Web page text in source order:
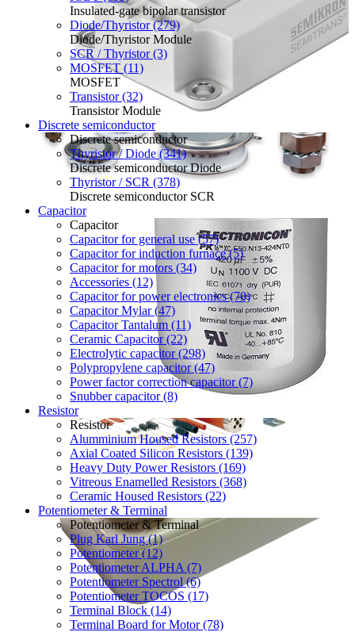
Insulated-gate bipolar transistor
Diode/Thyristor (279)
Diode/Thyristor Module
SCR / Thyristor (3)
MOSFET (11)
MOSFET
Transistor (32)
Transistor Module
Discrete semiconductor
Discrete semiconductor
Thyristor / Diode (341)
Discrete semiconductor Diode
Thyristor / SCR (378)
Discrete semiconductor SCR
Capacitor
Capacitor
Capacitor for general use (57)
Capacitor for induction furnace (5)
Capacitor for motors (34)
Accessories (12)
Capacitor for power electronics (70)
Capacitor Mylar (47)
Capacitor Tantalum (11)
Ceramic Capacitor (22)
Electrolytic capacitor (298)
Polypropylene capacitor (47)
Power factor correction capacitor (7)
Snubber capacitor (8)
Resistor
Resistor
Alumminium Housed Resistors (257)
Axial Coated Silicon Resistors (139)
Heavy Duty Power Resistors (169)
Vitreous Enamelled Resistors (368)
Ceramic Housed Resistors (22)
Potentiometer & Terminal
Potentiometer & Terminal
Plug Karl Jung (1)
Potentiometer (12)
Potentiometer ALPHA (7)
Potentiometer Spectrol (6)
Potentiometer TOCOS (17)
Terminal Block (14)
Terminal Board for Motor (78)